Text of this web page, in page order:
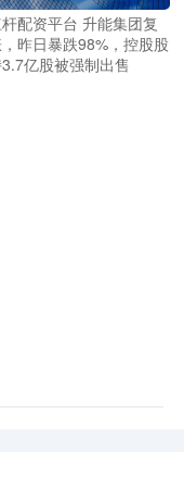
配资平台 升能集团复
昨日暴跌98%，控股股
亿股被强制出售